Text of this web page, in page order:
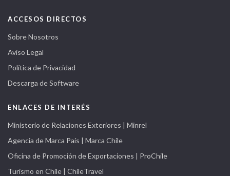
ACCESOS DIRECTOS
Sobre Nosotros
Aviso Legal
Política de Privacidad
Descarga de Software
ENLACES DE INTERÉS
Ministerio de Relaciones Exteriores | Minrel
Agencia de Marca País | Marca Chile
Oficina de Promoción de Exportaciones | ProChile
Turismo en Chile | ChileTravel